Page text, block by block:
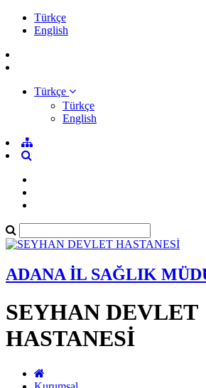
Türkçe
English
Türkçe
Türkçe
English
ADANA İL SAĞLIK
SEYHAN DEVLET
HASTANESİ